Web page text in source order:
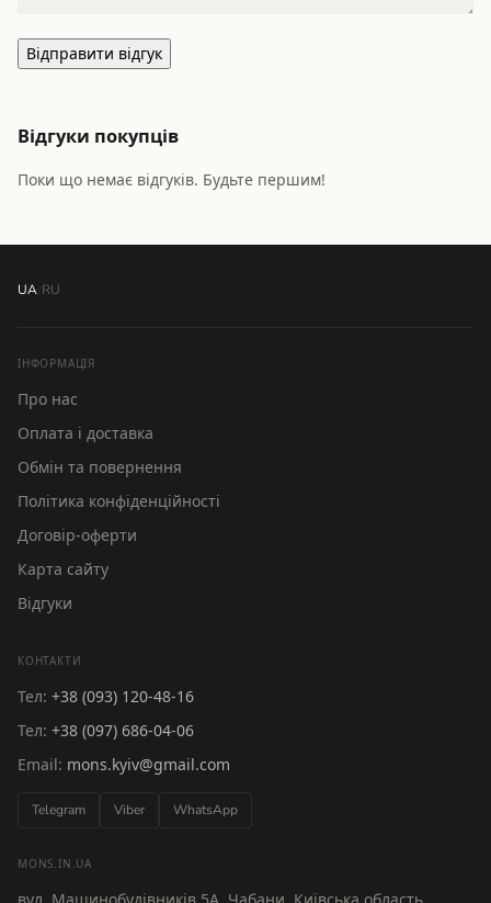
Відправити відгук
Відгуки покупців
Поки що немає відгуків. Будьте першим!
UA RU
ІНФОРМАЦІЯ
Про нас
Оплата і доставка
Обмін та повернення
Політика конфіденційності
Договір-оферти
Карта сайту
Відгуки
КОНТАКТИ
Тел: +38 (093) 120-48-16
Тел: +38 (097) 686-04-06
Email: mons.kyiv@gmail.com
Telegram Viber WhatsApp
MONS.IN.UA